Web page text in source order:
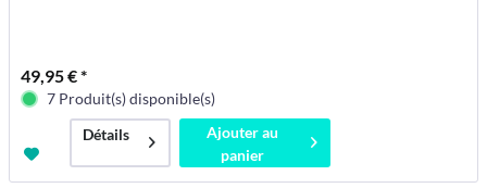
49,95 € *
7 Produit(s) disponible(s)
Détails
Ajouter au
panier